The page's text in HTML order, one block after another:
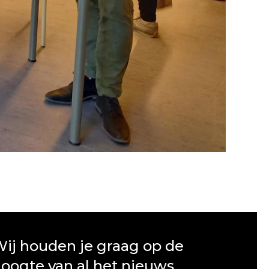
houden je graag op de